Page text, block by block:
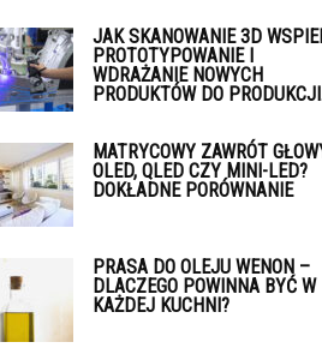
JAK SKANOWANIE 3D
PROTOTYPOWANIE I
WDRAŻANIE NOWYCH
PRODUKTÓW DO
MATRYCOWY ZAWRÓT
OLED, QLED CZY MINI-LED?
DOKŁADNE PORÓWNANIE
PRASA DO OLEJU WENON –
DLACZEGO POWINNA BYĆ W
KAŻDEJ KUCHNI?